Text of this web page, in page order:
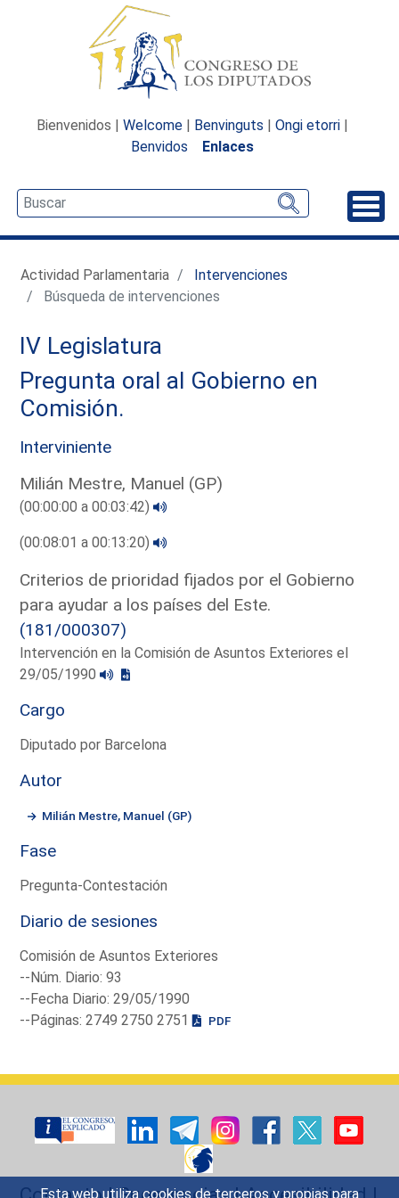
Esta web utiliza cookies de terceros y propias para
Bienvenidos | Welcome | Benvinguts | Ongi etorri |
Benvidos
Enlaces
Actividad Parlamentaria
Intervenciones
Búsqueda de intervenciones
IV Legislatura
Pregunta oral al Gobierno en
Comisión.
Interviniente
Milián Mestre, Manuel (GP)
(00:00:00 a 00:03:42)
(00:08:01 a 00:13:20)
Criterios de prioridad fijados por el Gobierno
para ayudar a los países del Este.
(181/000307)
Intervención en la Comisión de Asuntos Exteriores el
29/05/1990
Cargo
Diputado por Barcelona
Autor
Milián Mestre, Manuel (GP)
Fase
Pregunta-Contestación
Diario de sesiones
Comisión de Asuntos Exteriores
--Núm. Diario: 93
--Fecha Diario: 29/05/1990
--Páginas: 2749 2750 2751
PDF